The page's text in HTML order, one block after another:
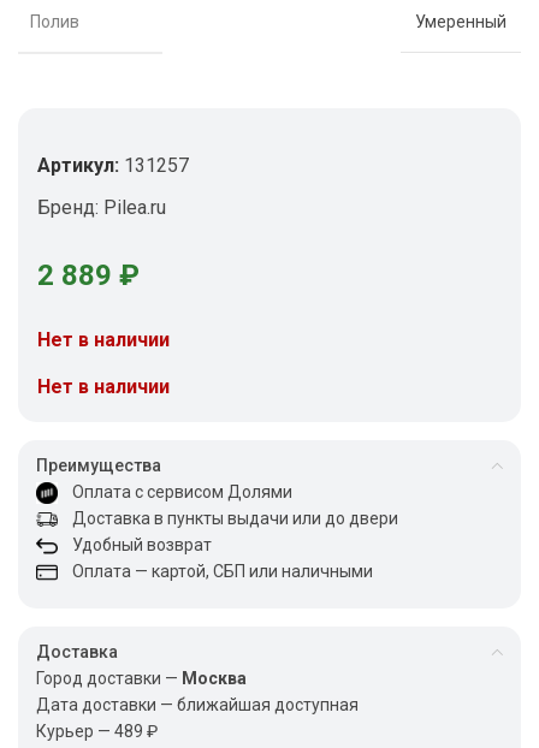
Полив Умеренный
Артикул: 131257
Бренд: Pilea.ru
2 889 ₽
Нет в наличии
Нет в наличии
Преимущества
Оплата с сервисом Долями
Доставка в пункты выдачи или до двери
Удобный возврат
Оплата — картой, СБП или наличными
Доставка
Город доставки — Москва
Дата доставки — ближайшая доступная
Курьер — 489 ₽